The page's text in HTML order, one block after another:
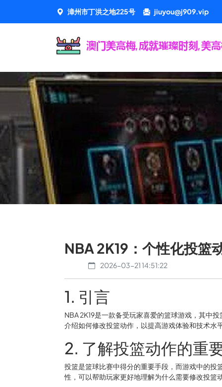
漳州市丁洪之地225号 jiuyou@j909.vip
NBA 2K19：个性化投篮
2026-03-21 14:51:22
1. 引言
NBA 2K19是一款备受玩家喜爱的篮球游戏，其中
介绍如何修改投篮动作，以提高游戏体验和技术水
2. 了解投篮动作的重
投篮是篮球比赛中得分的重要手段，而游戏中的
性，可以帮助玩家更好地理解为什么需要修改投篮